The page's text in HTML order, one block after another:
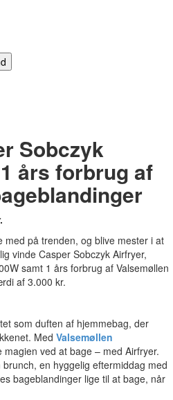
Sobczyk
års forbrug af
med på trenden, og blive mester i at
vinde Casper Sobczyk Airfryer,
samt 1 års forbrug af Valsemøllen
af 3.000 kr.
som duften af hjemmebag, der
Med Valsemøllen
magien ved at bage – med Airfryer.
en hyggelig eftermiddag med
bageblandinger lige til at bage, når